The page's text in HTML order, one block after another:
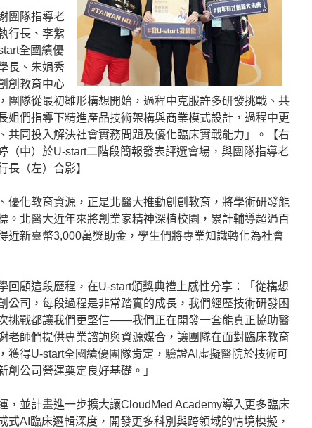
團隊指導老
行長、李紫
全國績優
長、朱娟秀
創教育中心
團隊從最初雛形構想開始，過程中克服許多研發挑戰、共
姐們指導下精進產品技術架構與商業模式設計，過程中更
共同投入解決社會實務問題及優化臨床實戰能力」。【右
（中）於U-start二階段簡報發表評選會場，與團隊指導老
長（左）合影】
優化教育資源，正是北醫大推動創創教育，將學術研發能
。北醫大近年來將創業家精神深植校園，累計輔導超過百
近新臺幣3,000萬獎助金，學生們將專業知識轉化為社會
回顧這段歷程，在U-start頒獎典禮上感性分享：「從構想
公司，每段過程是非常踏實的成長，我們經歷技術研發困
挑戰都讓我們更堅信——我們正在開發一套能真正協助醫
老師們提供專業諮詢與資源媒合，讓團隊在面對臨床教育
獲得U-start全國績優團隊肯定，驗證AI虛擬醫院於技術可
公司營運奠定良好基礎。」
，並計畫進一步擴大讓CloudMed Academy導入更多臨床
式AI臨床邏輯深度，開發更多科別與跨領域的情境模擬，